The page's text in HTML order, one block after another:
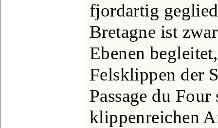
fjordartig
Bretagne ist
Ebenen
Felsklippen der
Passage du
klippenreichen